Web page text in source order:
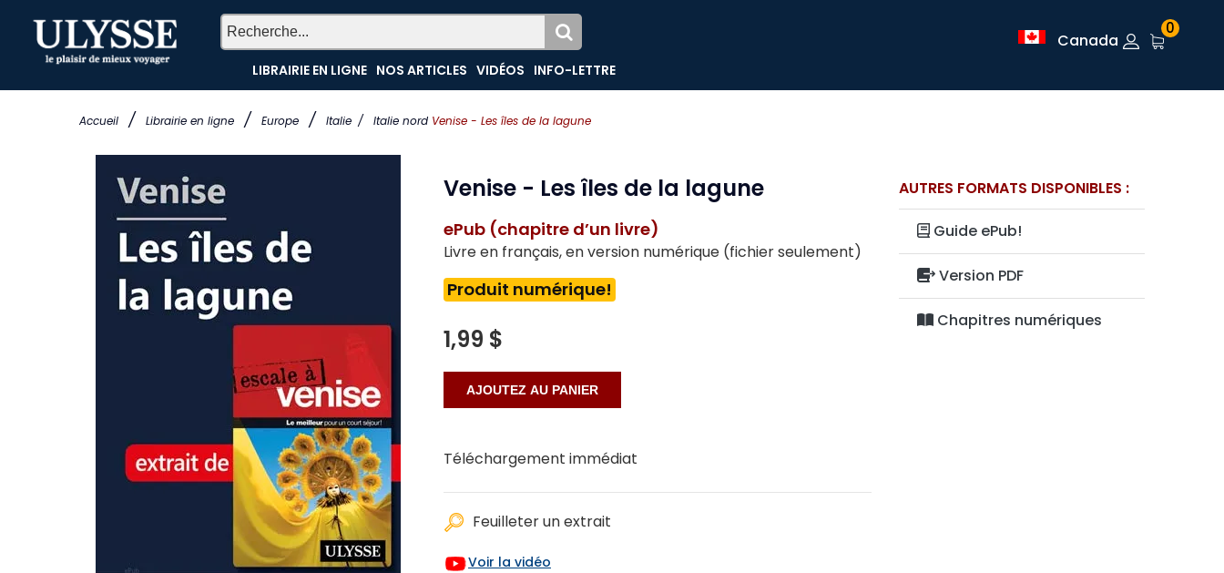
Accueil / Librairie en ligne / Europe / Italie / Italie nord Venise - Les îles de la lagune
LIBRAIRIE EN LIGNE NOS ARTICLES VIDÉOS INFO-LETTRE
Canada
0
Venise - Les îles de la lagune
ePub (chapitre d’un livre)
Livre en français, en version numérique (fichier seulement)
Produit numérique!
1,99 $
Téléchargement immédiat
Feuilleter un extrait
Voir la vidéo
AUTRES FORMATS DISPONIBLES :
Guide ePub!
Version PDF
Chapitres numériques